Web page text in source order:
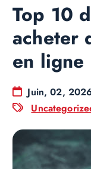
Top 10
acheter
en ligne
Juin, 02,